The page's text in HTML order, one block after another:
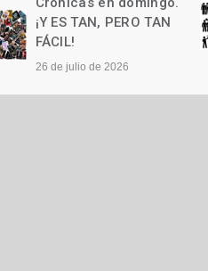
LOS MODELOS
19 de julio de 2026